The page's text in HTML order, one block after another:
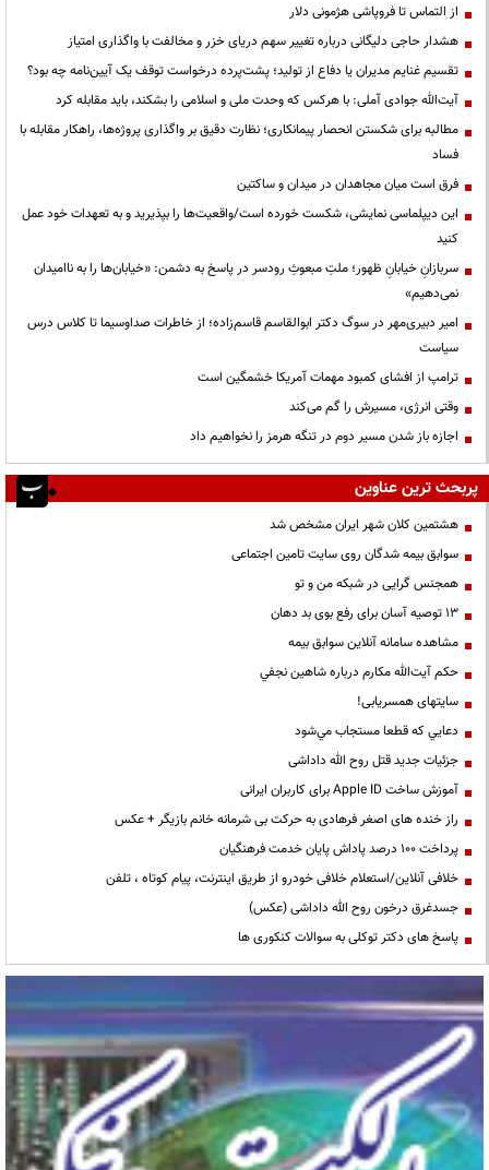
از التماس تا فروپاشی هژمونی دلار
هشدار حاجی دلیگانی درباره تغییر سهم دریای خزر و مخالفت با واگذاری امتیاز
تقسیم غنایم مدیران یا دفاع از تولید؛ پشت‌پرده درخواست توقف یک آیین‌نامه چه بود؟
آیت‌الله جوادی آملی: با هرکس که وحدت ملی و اسلامی را بشکند، باید مقابله کرد
مطالبه برای شکستن انحصار پیمانکاری؛ نظارت دقیق بر واگذاری پروژه‌ها، راهکار مقابله با
فساد
فرق است میان مجاهدان در میدان و ساکتین
این دیپلماسی نمایشی، شکست خورده است/واقعیت‌ها را بپذیرید و به تعهدات خود عمل
کنید
سربازانِ خیابانِ ظهور؛ ملتِ مبعوثِ رودسر در پاسخ به دشمن: «خیابان‌ها را به ناامیدان
نمی‌دهیم»
امیر دبیری‌مهر در سوگ دکتر ابوالقاسم قاسم‌زاده؛ از خاطرات صداوسیما تا کلاس درس
سیاست
ترامپ از افشای کمبود مهمات آمریکا خشمگین است
وقتی انرژی، مسیرش را گم می‌کند
اجازه باز شدن مسیر دوم در تنگه هرمز را نخواهیم داد
پربحث ترین عناوین
هشتمین کلان شهر ایران مشخص شد
سوابق بیمه شدگان روی سایت تامین اجتماعی
همجنس گرایی در شبکه من و تو
13 توصیه آسان برای رفع بوی بد دهان
مشاهده سامانه آنلاين سوابق بیمه
حكم آيت‌الله مكارم درباره شاهين نجفي
سایتهای همسریابی!
دعايي كه قطعا مستجاب مي‌شود
جزئیات جدید قتل روح الله داداشی
آموزش ساخت Apple ID برای کاربران ایرانی
راز خنده های اصغر فرهادی به حرکت بی شرمانه خانم بازیگر + عکس
پرداخت ۱۰۰ درصد پاداش پایان خدمت فرهنگیان
خلافی آنلاین/استعلام خلافی خودرو از طریق اینترنت، پیام کوتاه ، تلفن
جسدغرق درخون روح الله داداشی (عکس)
پاسخ های دکتر توکلی به سوالات کنکوری ها